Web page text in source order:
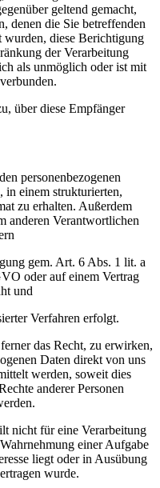
geltend gemacht,
denen die Sie betreffenden
wurden, diese Berichtigung
der Verarbeitung
als unmöglich oder ist mit
über diese Empfänger
personenbezogenen
in einem strukturierten,
zu erhalten. Außerdem
anderen Verantwortlichen
gem. Art. 6 Abs. 1 lit. a
oder auf einem Vertrag
und
Verfahren erfolgt.
das Recht, zu erwirken,
Daten direkt von uns
werden, soweit dies
anderer Personen
nicht für eine Verarbeitung
einer Aufgabe
liegt oder in Ausübung
wurde.